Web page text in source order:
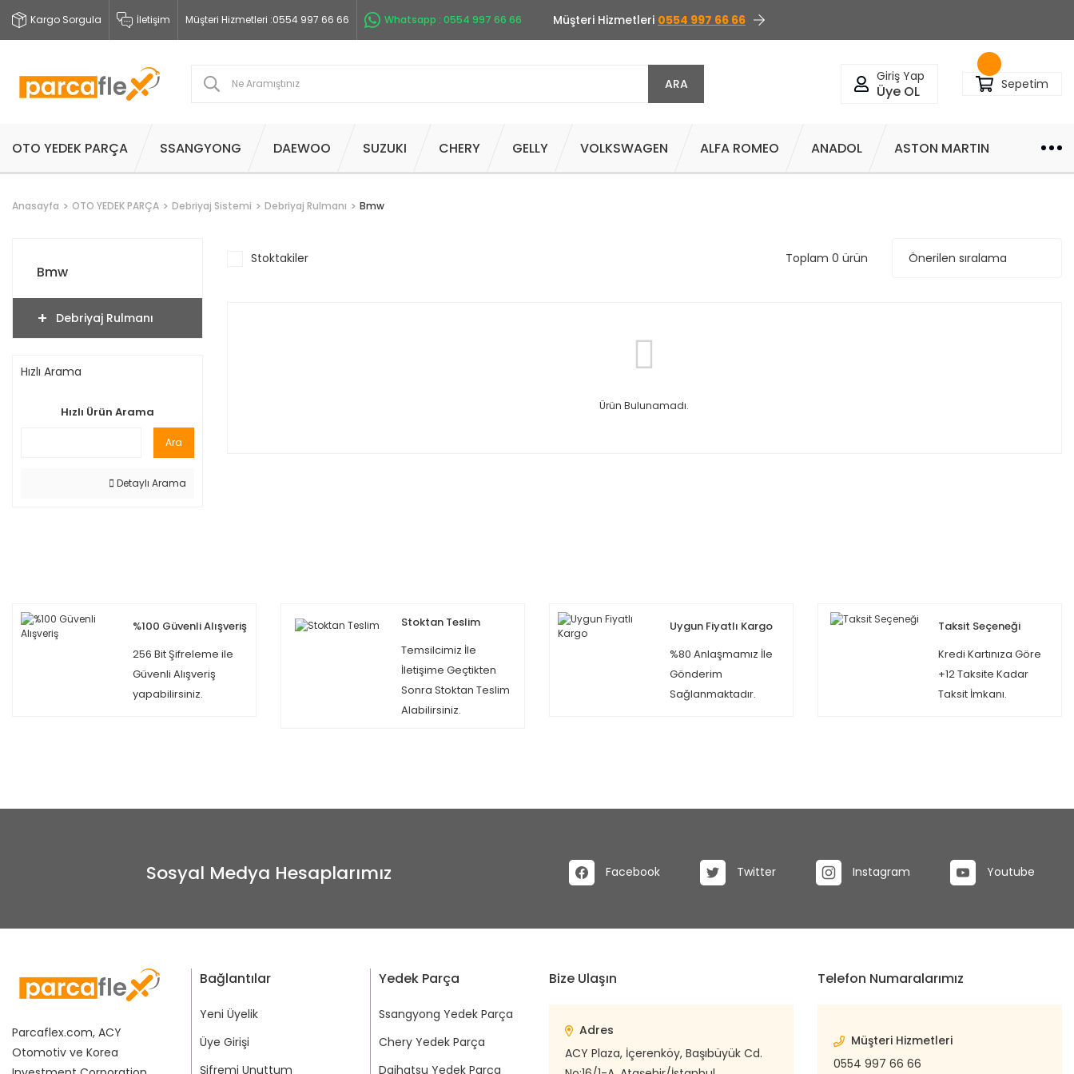
Kargo Sorgula İletişim Müşteri Hizmetleri :0554 997 66 66 Whatsapp : 0554 997 66 66 Müşteri Hizmetleri 0554 997 66 66
ARA Giriş Yap
Üye OL Sepetim
OTO YEDEK PARÇA SSANGYONG DAEWOO SUZUKI CHERY GELLY VOLKSWAGEN ALFA ROMEO ANADOL ASTON MARTIN
Anasayfa OTO YEDEK PARÇA Debriyaj Sistemi Debriyaj Rulmanı Bmw
Bmw
Debriyaj Rulmanı
Hızlı Arama
Hızlı Ürün Arama
Ara
Detaylı Arama
Stoktakiler Toplam 0 ürün
Ürün Bulunamadı.
%100 Güvenli Alışveriş
256 Bit Şifreleme ile
Güvenli Alışveriş
yapabilirsiniz.
Stoktan Teslim
Temsilcimiz İle
İletişime Geçtikten
Sonra Stoktan Teslim
Alabilirsiniz.
Uygun Fiyatlı Kargo
%80 Anlaşmamız İle
Gönderim
Sağlanmaktadır.
Taksit Seçeneği
Kredi Kartınıza Göre
+12 Taksite Kadar
Taksit İmkanı.
Sosyal Medya Hesaplarımız Facebook Twitter Instagram Youtube
Parcaflex.com, ACY
Otomotiv ve Korea
Bağlantılar
Yeni Üyelik
Üye Girişi
Şifremi Unuttum
Yedek Parça
Ssangyong Yedek Parça
Chery Yedek Parça
Daihatsu Yedek Parça
Bize Ulaşın
Adres
ACY Plaza, İçerenköy, Başıbüyük Cd.
Telefon Numaralarımız
Müşteri Hizmetleri
0554 997 66 66